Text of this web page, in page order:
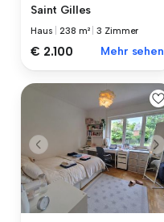
Saint Gilles
Haus 238 m² |3 Zimmer
€ 2.100 Mehr sehen